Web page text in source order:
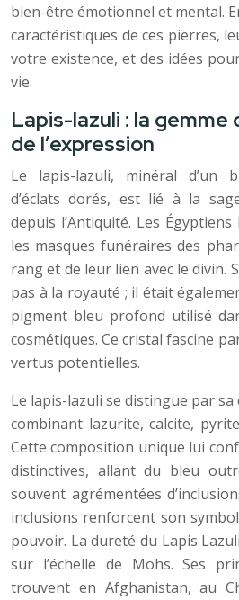
bien-être émotionnel et mental.
caractéristiques de ces pierres,
votre existence, et des idées
vie.
Lapis-lazuli : la gemme
de l’expression
Le lapis-lazuli, minéral d’un
d’éclats dorés, est lié à la
depuis l’Antiquité. Les
les masques funéraires des
rang et de leur lien avec le divin.
pas à la royauté ; il était
pigment bleu profond utilisé
cosmétiques. Ce cristal fascine
vertus potentielles.
Le lapis-lazuli se distingue par
combinant lazurite, calcite,
Cette composition unique lui
distinctives, allant du bleu
souvent agrémentées
inclusions renforcent son
pouvoir. La dureté du Lapis
sur l’échelle de Mohs. Ses
trouvent en Afghanistan, au